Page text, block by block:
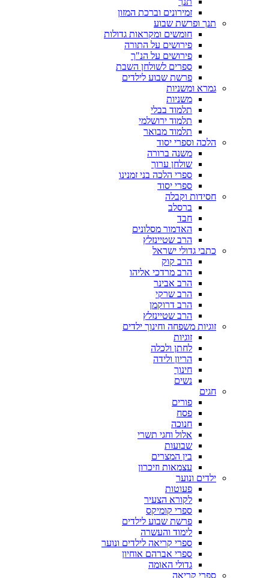
זמירונים וברכת המזון
תנך ופרשת שבוע
חומשים ומקראות גדולות
פירושים על התורה
פירושים על הנ"ך
ספרים לשולחן השבת
פרשת שבוע לילדים
גמרא ומשניות
משניות
תלמוד בבלי
תלמוד ירושלמי
תלמוד מבואר
הלכה וספרי יסוד
משנה ברורה
שולחן ערוך
ספרי הלכה בני זמנינו
ספרי יסוד
חסידות וקבלה
ברסלב
חבד
האדמור מסלונים
הרב שטיינזלץ
כתבי גדולי ישראל
הרב קוק
הרב מרדכי אליהו
הרב אבינר
הרב שרקי
הרב דרוקמן
הרב שטיינזלץ
זוגיות משפחה וחינוך ילדים
זוגיות
לחתן ולכלה
הריון ולידה
חינוך
נשים
חגים
פורים
פסח
חנוכה
אלול וחגי תשרי
שבועות
בין המצרים
עצמאות וזיכרון
ילדים ונוער
פעוטות
לקורא הצעיר
ספרי קומיקס
פרשת שבוע לילדים
לימוד והעשרה
ספרי קריאה לילדים ונוער
ספרי אברהם אוחיון
גדולי האומה
ספרי קריאה